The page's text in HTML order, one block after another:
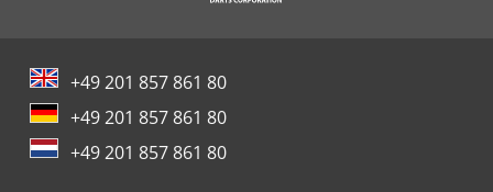
+49 201 857 861 80
+49 201 857 861 80
+49 201 857 861 80